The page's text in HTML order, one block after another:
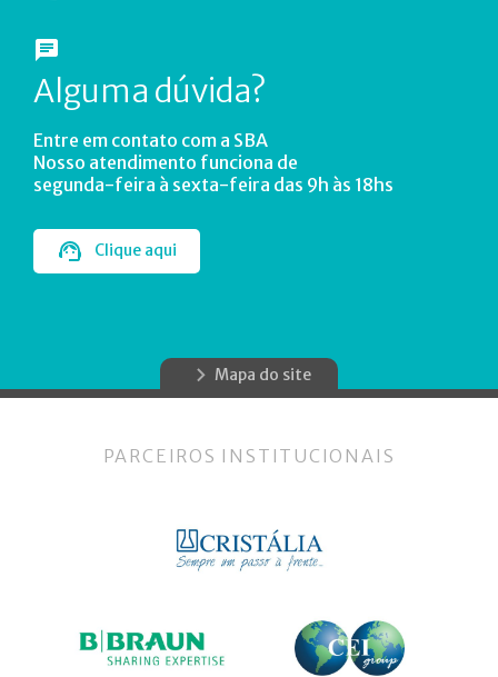
Alguma dúvida?
Entre em contato com a SBA
Nosso atendimento funciona de
segunda-feira à sexta-feira das 9h às 18hs
Clique aqui
Mapa do site
PARCEIROS INSTITUCIONAIS